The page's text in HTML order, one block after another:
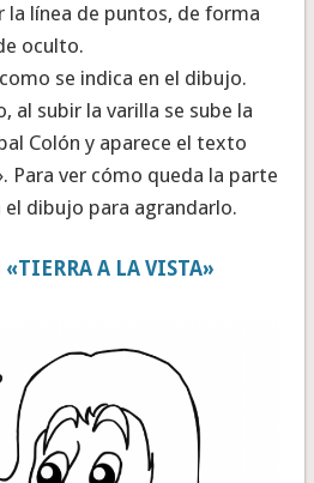
la línea de puntos, de forma
oculto.
se indica en el dibujo.
al subir la varilla se sube la
Colón y aparece el texto
Para ver cómo queda la parte
el dibujo para agrandarlo.
«TIERRA A LA VISTA»